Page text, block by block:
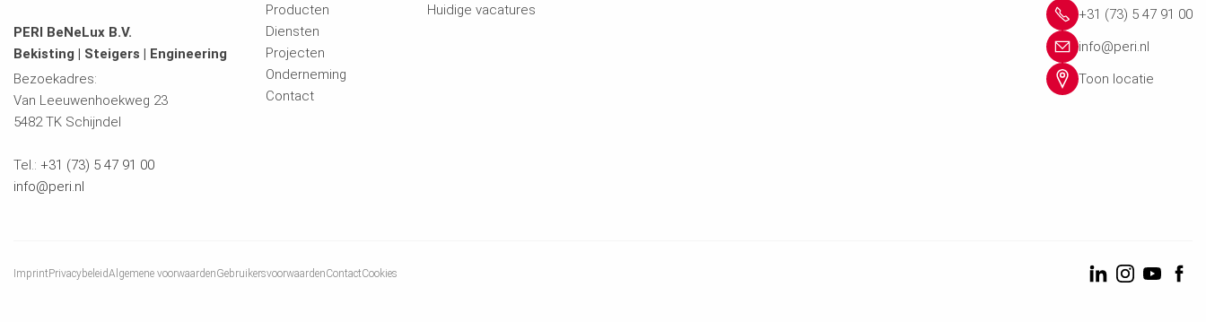
PERI BeNeLux B.V.
Bekisting | Steigers | Engineering
Bezoekadres:
Van Leeuwenhoekweg 23
5482 TK Schijndel
Tel.: +31 (73) 5 47 91 00
info@peri.nl
Producten
Diensten
Projecten
Onderneming
Contact
Huidige vacatures
+31 (73) 5 47 91 00
info@peri.nl
Toon locatie
ImprintPrivacybeleidAlgemene voorwaardenGebruikersvoorwaardenContactCookies